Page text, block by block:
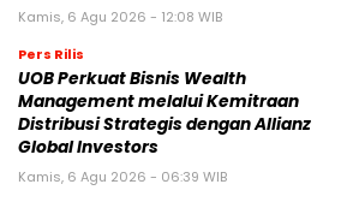
Kamis, 6 Agu 2026 - 06:39 WIB
Pers Rilis
Mitrade Raih Gelar “AI Broker of the
Year 2026”, Hadirkan MitradeGPT Versi
Terbaru di Asia
Kamis, 6 Agu 2026 - 02:00 WIB
Pers Rilis